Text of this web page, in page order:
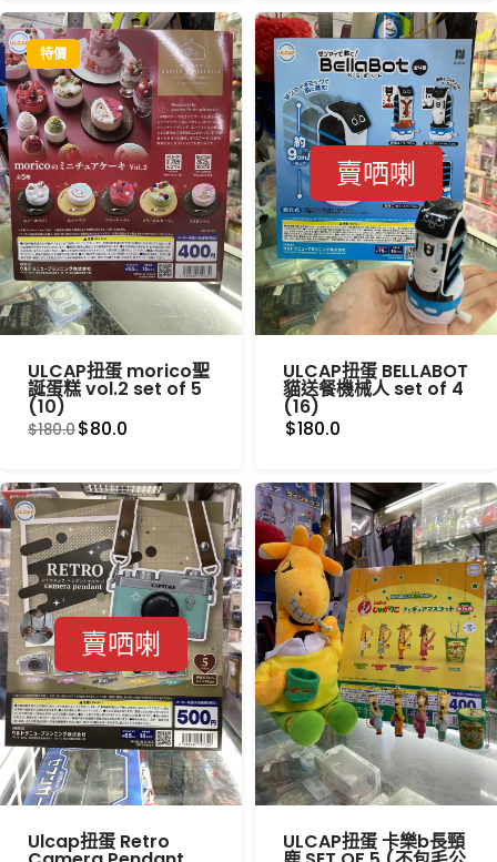
特價
ULCAP扭蛋 morico聖
誕蛋糕 vol.2 set of 5
(10)
$180.0$80.0
賣哂喇
ULCAP扭蛋 BELLABOT
貓送餐機械人 set of 4
(16)
$180.0
賣哂喇
Ulcap扭蛋 Retro ULCAP扭蛋 卡樂b長頸